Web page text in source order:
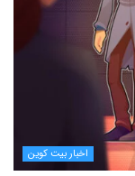
اخبار بیت کوین